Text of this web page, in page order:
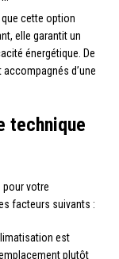
que cette option
elle garantit un
énergétique. De
d’une
technique
pour votre
facteurs suivants :
est
plutôt